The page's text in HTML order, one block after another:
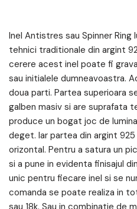
Inel Antistres sau Spinner Ring
tehnici traditionale din argint
cerere acest inel poate fi
sau initialele dumneavoastra.
doua parti. Partea superioara
galben masiv si are suprafata
produce un bogat joc de
deget. Iar partea din argint
orizontal. Pentru a satura un
si a pune in evidenta finisajul
unic pentru fiecare inel si se
comanda se poate realiza in